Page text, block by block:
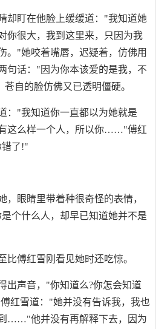
却盯在他脸上缓缓道："我知道她
你很大，我到这里来，只因为我
。"她咬着嘴唇，迟疑着，仿佛用
句话："因为你本该爱的是我，不
自的脸仿佛又已透明僵硬。
："我知道你一直都以为她就是
这么样一个人，所以你……"傅红
错了!"
，眼睛里带着种很奇怪的表情，
个什么人，却早已知道她并不是
比傅红雪刚看见她时还吃惊。
出声音，"你知道么?你怎会知道
红雪道："她并没有告诉我，我也
……"他并没有再解释下去，因为